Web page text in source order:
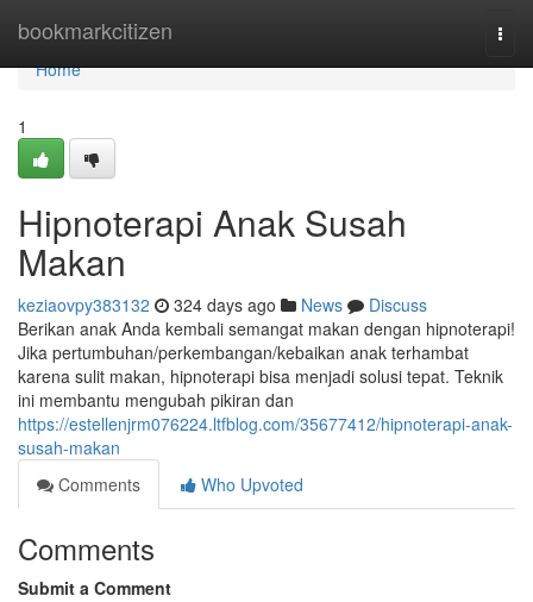
bookmarkcitizen
Home
Home
1
Hipnoterapi Anak Susah
Makan
keziaovpy383132 324 days ago News
Discuss
Berikan anak Anda kembali semangat makan dengan hipnoterapi!
Jika pertumbuhan/perkembangan/kebaikan anak terhambat
karena sulit makan, hipnoterapi bisa menjadi solusi tepat. Teknik
ini membantu mengubah pikiran dan
https://estellenjrm076224.ltfblog.com/35677412/hipnoterapi-anak-
susah-makan
Comments
Who Upvoted
Comments
Submit a Comment